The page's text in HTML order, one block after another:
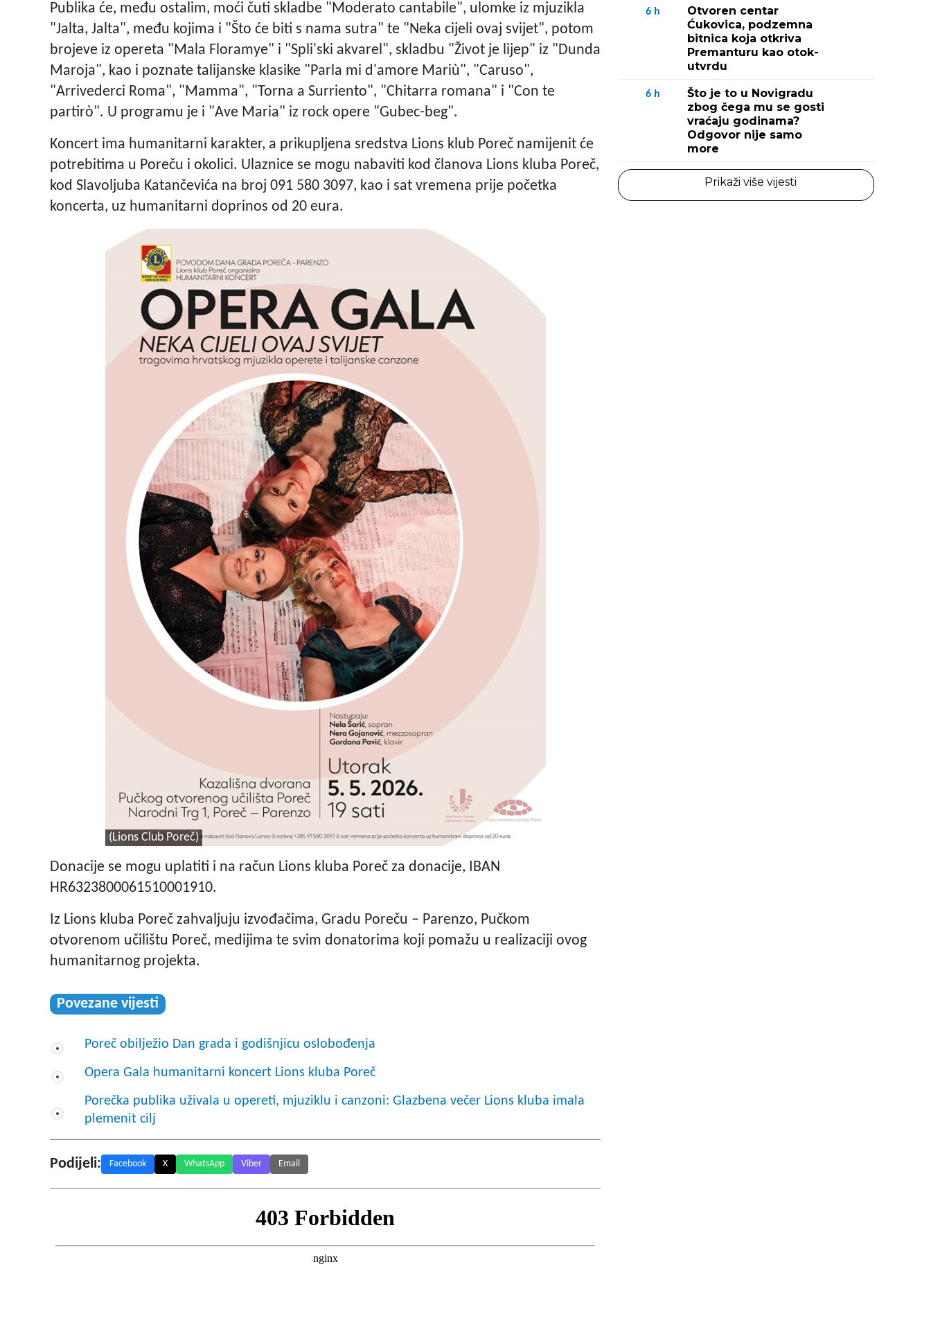
Publika će, među ostalim, moći čuti skladbe "Moderato cantabile", ulomke iz mjuzikla
"Jalta, Jalta", među kojima i "Što će biti s nama sutra" te "Neka cijeli ovaj svijet", potom
brojeve iz opereta "Mala Floramye" i "Spli'ski akvarel", skladbu "Život je lijep" iz "Dunda
Maroja", kao i poznate talijanske klasike "Parla mi d'amore Mariù", "Caruso",
"Arrivederci Roma", "Mamma", "Torna a Surriento", "Chitarra romana" i "Con te
partirò". U programu je i "Ave Maria" iz rock opere "Gubec-beg".
Koncert ima humanitarni karakter, a prikupljena sredstva Lions klub Poreč namijenit će
potrebitima u Poreču i okolici. Ulaznice se mogu nabaviti kod članova Lions kluba Poreč,
kod Slavoljuba Katančevića na broj 091 580 3097, kao i sat vremena prije početka
koncerta, uz humanitarni doprinos od 20 eura.
(Lions Club Poreč)
Donacije se mogu uplatiti i na račun Lions kluba Poreč za donacije, IBAN
HR6323800061510001910.
Iz Lions kluba Poreč zahvaljuju izvođačima, Gradu Poreču – Parenzo, Pučkom
otvorenom učilištu Poreč, medijima te svim donatorima koji pomažu u realizaciji ovog
humanitarnog projekta.
Povezane vijesti
Poreč obilježio Dan grada i godišnjicu oslobođenja
Opera Gala humanitarni koncert Lions kluba Poreč
Porečka publika uživala u opereti, mjuziklu i canzoni: Glazbena večer Lions kluba imala
plemenit cilj
Podijeli: Facebook X WhatsApp Viber Email
6 h
Otvoren centar
Ćukovica, podzemna
bitnica koja otkriva
Premanturu kao otok-
utvrdu
6 h
Što je to u Novigradu
zbog čega mu se gosti
vraćaju godinama?
Odgovor nije samo
more
Prikaži više vijesti